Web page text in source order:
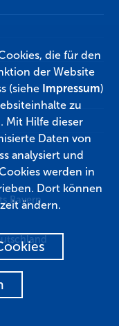
Bayern
die für den
der Website
(siehe Impressum)
zu
Mit Hilfe dieser
Daten von
analysiert und
werden in
Dort können
ändern.